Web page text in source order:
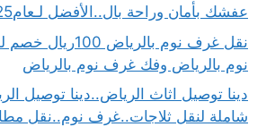
عفشك بأمان وراحة بال..الأفضل لـعام2025
نقل غرف نوم بالرياض
نوم بالرياض وفك غرف نوم بالرياض
دينا توصيل اثاث الرياض..دينا توصيل
شاملة لنقل ثلاجات..غرف نوم..نقل